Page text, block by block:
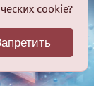
cookie?